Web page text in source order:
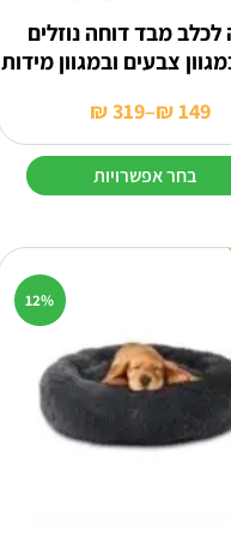
לכלב מבד דוחה נוזלים
צבעים ובמגוון מידות
₪149
–
₪319
טווח
מחירים:
⁦₪ 149⁩
בחר אפשרויות
12%